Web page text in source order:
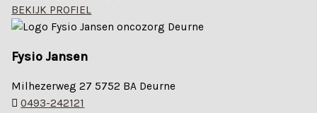
BEKIJK PROFIEL
Fysio Jansen
Milhezerweg 27 5752 BA Deurne
0493-242121